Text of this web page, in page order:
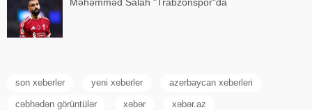
son xeberler yeni xeberler azerbaycan xeberleri
cəbhədən görüntülər xəbər xəbər.az